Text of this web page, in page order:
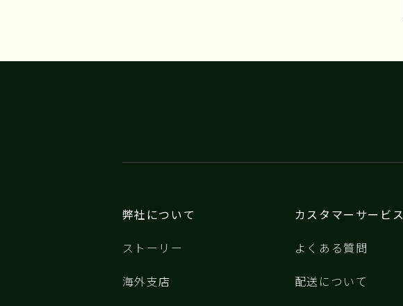
弊社について
ストーリー
海外支店
カスタマーサービス
よくある質問
配送について